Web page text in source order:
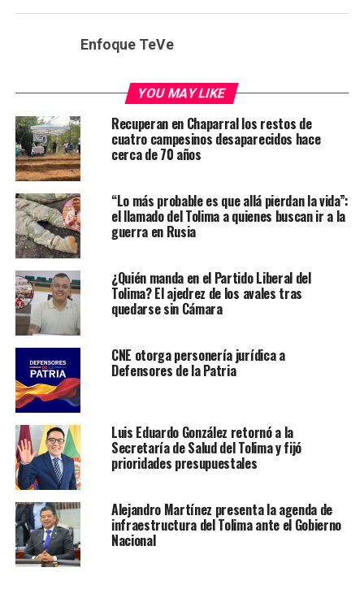
Enfoque TeVe
YOU MAY LIKE
Recuperan en Chaparral los restos de
cuatro campesinos desaparecidos hace
cerca de 70 años
“Lo más probable es que allá pierdan la vida”:
el llamado del Tolima a quienes buscan ir a la
guerra en Rusia
¿Quién manda en el Partido Liberal del
Tolima? El ajedrez de los avales tras
quedarse sin Cámara
CNE otorga personería jurídica a
Defensores de la Patria
Luis Eduardo González retornó a la
Secretaría de Salud del Tolima y fijó
prioridades presupuestales
Alejandro Martínez presenta la agenda de
infraestructura del Tolima ante el Gobierno
Nacional